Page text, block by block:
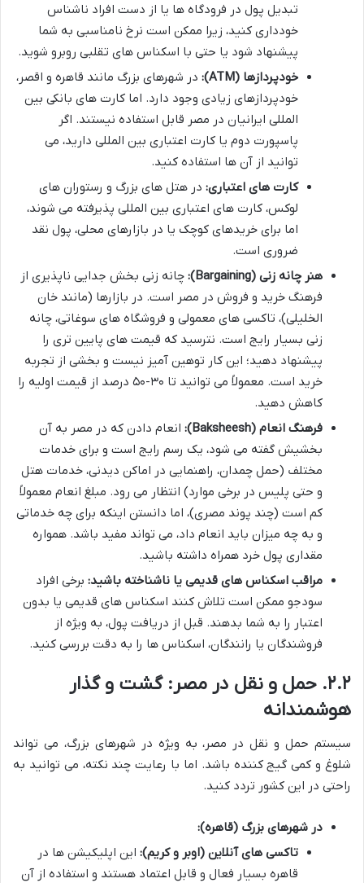
تبدیل پول در فرودگاه ها یا از دست افراد ناشناس
خودداری کنید، زیرا ممکن است نرخ نامناسبی به شما
پیشنهاد شود یا حتی با اسکناس های تقلبی روبرو شوید.
خودپردازها (ATM):
در شهرهای بزرگ مانند قاهره و اقصر،
خودپردازهای زیادی وجود دارد. اما کارت های بانکی بین
المللی ایرانیان در مصر قابل استفاده نیستند. اگر
پاسپورت دوم یا کارت اعتباری بین المللی دارید، می
توانید از آن ها استفاده کنید.
کارت های اعتباری: در هتل های بزرگ و رستوران های
لوکس، کارت های اعتباری بین المللی پذیرفته می شوند،
اما برای خریدهای کوچک یا در بازارهای محلی، پول نقد
ضروری است.
هنر چانه زنی (Bargaining):
چانه زنی بخش جدایی ناپذیری از
فرهنگ خرید و فروش در مصر است. در بازارها (مانند خان
الخلیلی)، تاکسی های معمولی و فروشگاه های سوغاتی، چانه
زنی بسیار رایج است. نترسید که قیمت های پایین تری را
پیشنهاد دهید؛ این کار توهین آمیز نیست و بخشی از تجربه
خرید است. معمولاً می توانید تا ۳۰-۵۰ درصد از قیمت اولیه را
کاهش دهید.
فرهنگ انعام (Baksheesh):
انعام دادن که در مصر به آن
بخشیش گفته می شود، یک رسم رایج است و برای خدمات
مختلف (حمل چمدان، راهنمایی در اماکن دیدنی، خدمات هتل
و حتی پلیس در برخی موارد) انتظار می رود. مبلغ انعام معمولاً
کم است (چند پوند مصری)، اما دانستن اینکه برای چه خدماتی
و به چه میزان باید انعام داد، می تواند مفید باشد. همواره
مقداری پول خرد همراه داشته باشید.
مراقب اسکناس های قدیمی یا ناشناخته باشید: برخی افراد
سودجو ممکن است تلاش کنند اسکناس های قدیمی یا بدون
اعتبار را به شما بدهند. قبل از دریافت پول، به ویژه از
فروشندگان یا رانندگان، اسکناس ها را به دقت بررسی کنید.
۲.۲. حمل و نقل در مصر: گشت و گذار
هوشمندانه
سیستم حمل و نقل در مصر، به ویژه در شهرهای بزرگ، می تواند
شلوغ و کمی گیج کننده باشد. اما با رعایت چند نکته، می توانید به
راحتی در این کشور تردد کنید.
در شهرهای بزرگ (قاهره):
تاکسی های آنلاین (اوبر و کریم): این اپلیکیشن ها در
قاهره بسیار فعال و قابل اعتماد هستند و استفاده از آن